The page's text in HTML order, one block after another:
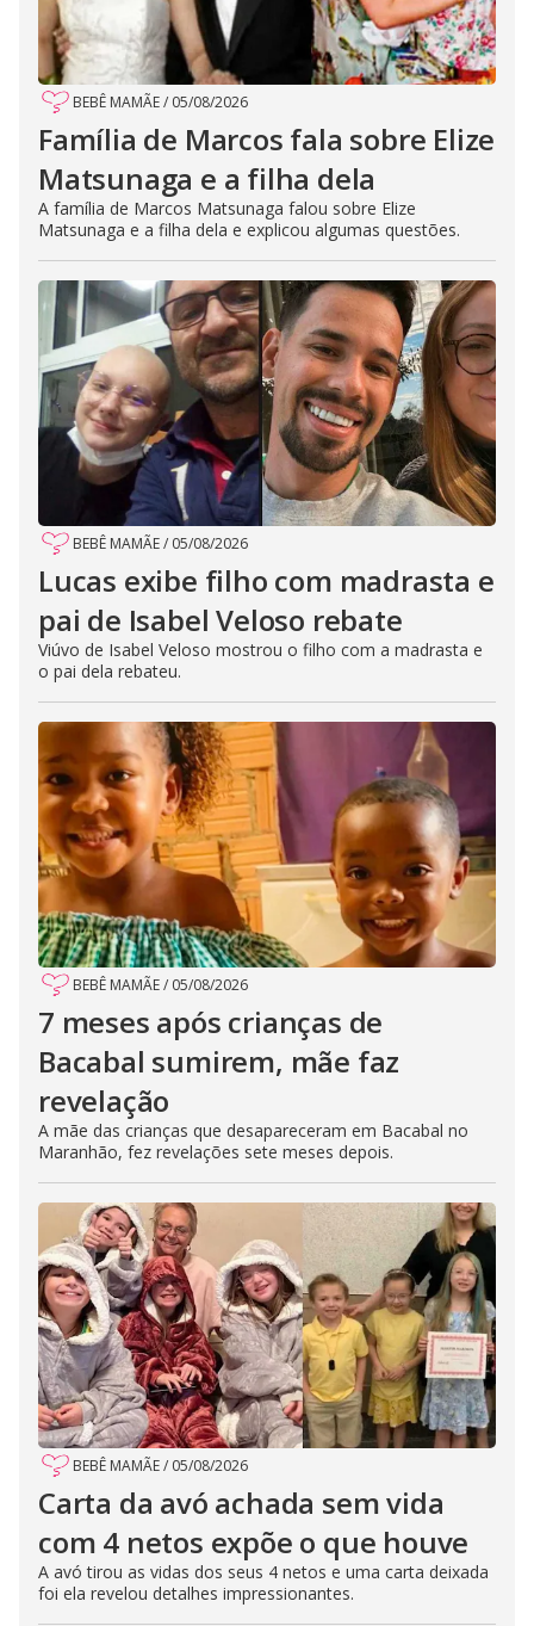
BEBÊ MAMÃE/ 05/08/2026
Família de Marcos fala sobre Elize
Matsunaga e a filha dela
A família de Marcos Matsunaga falou sobre Elize
Matsunaga e a filha dela e explicou algumas questões.
BEBÊ MAMÃE/ 05/08/2026
Lucas exibe filho com madrasta e
pai de Isabel Veloso rebate
Viúvo de Isabel Veloso mostrou o filho com a madrasta e
o pai dela rebateu.
BEBÊ MAMÃE/ 05/08/2026
7 meses após crianças de
Bacabal sumirem, mãe faz
revelação
A mãe das crianças que desapareceram em Bacabal no
Maranhão, fez revelações sete meses depois.
BEBÊ MAMÃE/ 05/08/2026
Carta da avó achada sem vida
com 4 netos expõe o que houve
A avó tirou as vidas dos seus 4 netos e uma carta deixada
foi ela revelou detalhes impressionantes.